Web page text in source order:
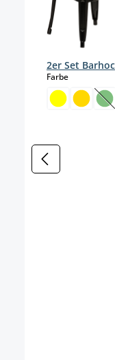
2er Set
Farbeauswählen